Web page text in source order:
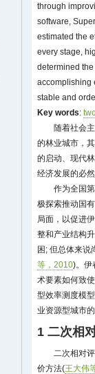
through
software,
estimated the
every stage,
determined
accomplishing
stable and
Key words:
随着社会
的林业城市，
的启动、现代
经济发展的必
作为全国
极探索推动国
局面，以促进
整和产业结构
困; 但总体来
等，2010)。伊
术要素如何致
型效率测度模
业资源型城市
1 二次相
二次相对
价方法(王大伟